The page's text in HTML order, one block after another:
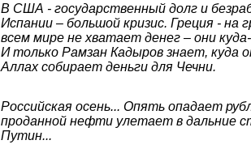
В США - государственный долг и
Испании – большой кризис. Греция - на
всем мире не хватает денег – они
И только Рамзан Кадыров знает, куда
Аллах собирает деньги для Чечни.
Российская осень... Опять опадает
проданной нефти улетает в дальние
Путин...